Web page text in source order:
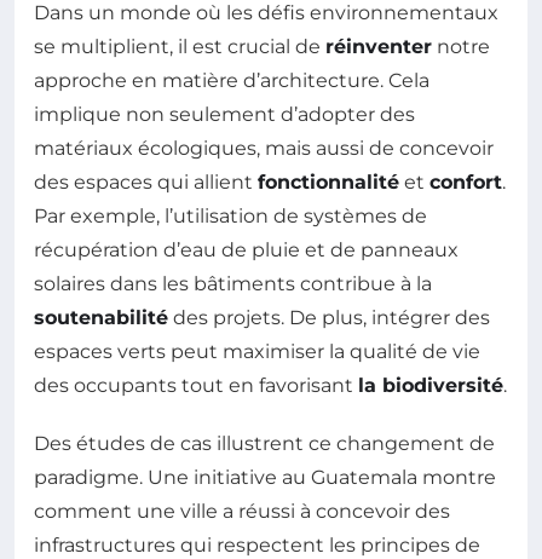
Dans un monde où les défis environnementaux
se multiplient, il est crucial de réinventer notre
approche en matière d’architecture. Cela
implique non seulement d’adopter des
matériaux écologiques, mais aussi de concevoir
des espaces qui allient fonctionnalité et confort.
Par exemple, l’utilisation de systèmes de
récupération d’eau de pluie et de panneaux
solaires dans les bâtiments contribue à la
soutenabilité des projets. De plus, intégrer des
espaces verts peut maximiser la qualité de vie
des occupants tout en favorisant la biodiversité.
Des études de cas illustrent ce changement de
paradigme. Une initiative au Guatemala montre
comment une ville a réussi à concevoir des
infrastructures qui respectent les principes de